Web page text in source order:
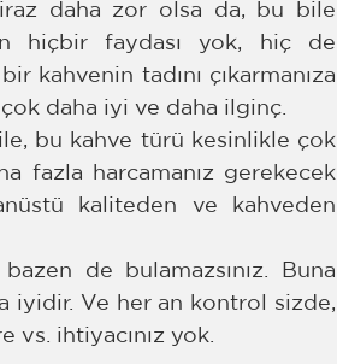
daha zor olsa da, bu bile
hiçbir faydası yok, hiç de
kahvenin tadını çıkarmanıza
daha iyi ve daha ilginç.
bu kahve türü kesinlikle çok
fazla harcamanız gerekecek
kaliteden ve kahveden
de bulamazsınız. Buna
iyidir. Ve her an kontrol sizde,
vs. ihtiyacınız yok.